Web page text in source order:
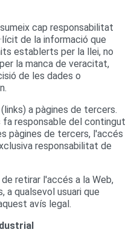
cap responsabilitat
de la informació que
establerts per la llei, no
la manca de veracitat,
de les dades o
a pàgines de tercers.
fa responsable del contingut
pàgines de tercers, l'accés
responsabilitat de
retirar l'accés a la Web,
a qualsevol usuari que
avís legal.